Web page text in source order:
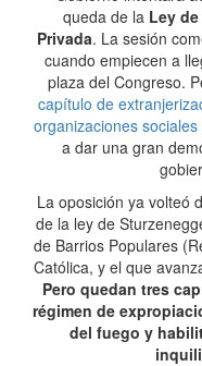
queda de la Ley
Privada. La sesión
cuando empiecen a
plaza del Congreso.
capítulo de
organizaciones
a dar una gran
La oposición ya volteó
de la ley de
de Barrios Populares
Católica, y el que
Pero quedan tres
régimen de
del fuego y